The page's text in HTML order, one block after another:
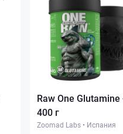
Raw One Glutamine
400 г
Zoomad Labs • Испания